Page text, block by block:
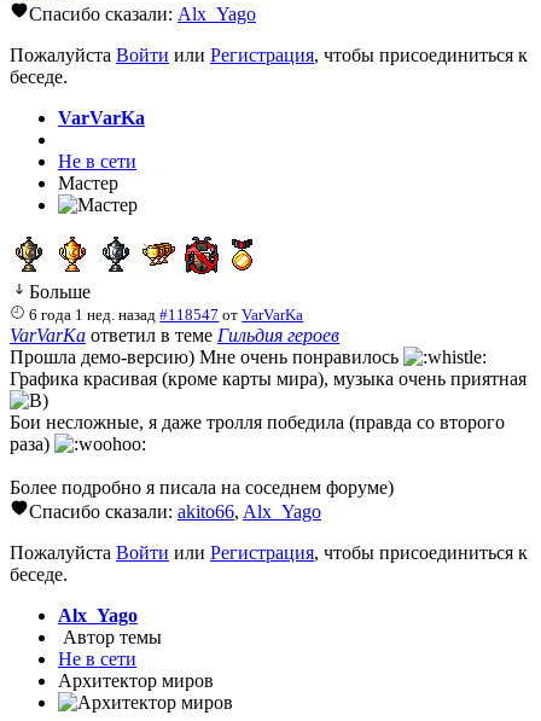
Спасибо сказали: Alx_Yago
Пожалуйста Войти или Регистрация, чтобы присоединиться к
беседе.
VarVarKa
Не в сети
Мастер
Больше
6 года 1 нед. назад #118547 отVarVarKa
VarVarKa ответил в теме Гильдия героев
Прошла демо-версию) Мне очень понравилось
Графика красивая (кроме карты мира), музыка очень приятная
Бои несложные, я даже тролля победила (правда со второго
раза)
Более подробно я писала на соседнем форуме)
Спасибо сказали: akito66, Alx_Yago
Пожалуйста Войти или Регистрация, чтобы присоединиться к
беседе.
Alx_Yago
Автор темы
Не в сети
Архитектор миров